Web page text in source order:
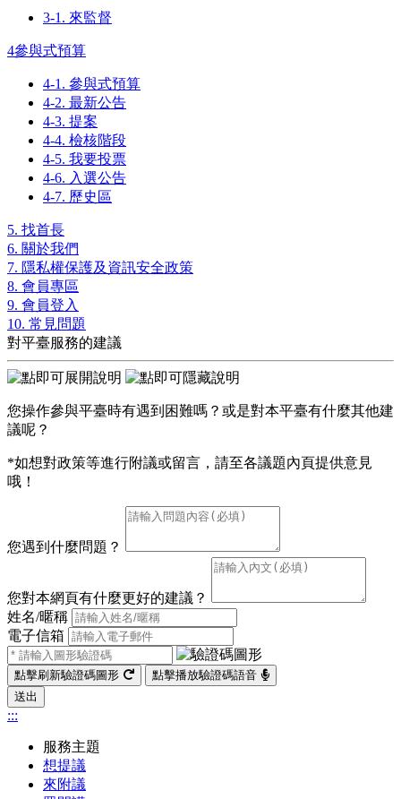
3-1. 來監督
4參與式預算
4-1. 參與式預算
4-2. 最新公告
4-3. 提案
4-4. 檢核階段
4-5. 我要投票
4-6. 入選公告
4-7. 歷史區
5. 找首長
6. 關於我們
7. 隱私權保護及資訊安全政策
8. 會員專區
9. 會員登入
10. 常見問題
對平臺服務的建議
您操作參與平臺時有遇到困難嗎？或是對本平臺有什麼其他建
議呢？
*如想對政策等進行附議或留言，請至各議題內頁提供意見
哦！
您遇到什麼問題？
您對本網頁有什麼更好的建議？
姓名/暱稱
電子信箱
點擊刷新驗證碼圖形
點擊播放驗證碼語音
送出
:::
服務主題
想提議
來附議